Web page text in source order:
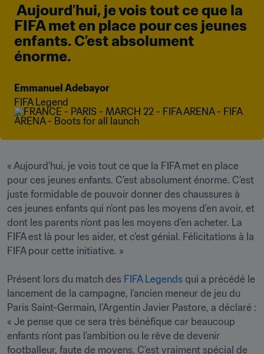
Aujourd’hui, je vois tout ce que la
FIFA met en place pour ces jeunes
enfants. C’est absolument
énorme.
Emmanuel Adebayor
FIFA Legend
« Aujourd’hui, je vois tout ce que la FIFA met en place
pour ces jeunes enfants. C’est absolument énorme. C’est
juste formidable de pouvoir donner des chaussures à
ces jeunes enfants qui n’ont pas les moyens d’en avoir, et
dont les parents n’ont pas les moyens d’en acheter. La
FIFA est là pour les aider, et c’est génial. Félicitations à la
FIFA pour cette initiative. »
Présent lors du match des FIFA Legends qui a précédé le
lancement de la campagne, l’ancien meneur de jeu du
Paris Saint-Germain, l’Argentin Javier Pastore, a déclaré :
« Je pense que ce sera très bénéfique car beaucoup
enfants n’ont pas l’ambition ou le rêve de devenir
footballeur, faute de moyens. C’est vraiment spécial de